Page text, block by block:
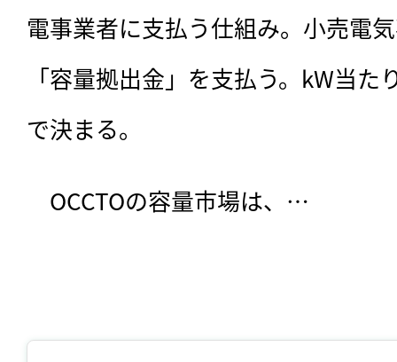
電事業者に支払う仕組み。小売電
「容量拠出金」を支払う。kW当
で決まる。
OCCTOの容量市場は、…